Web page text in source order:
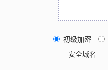
初级加密
安全域名